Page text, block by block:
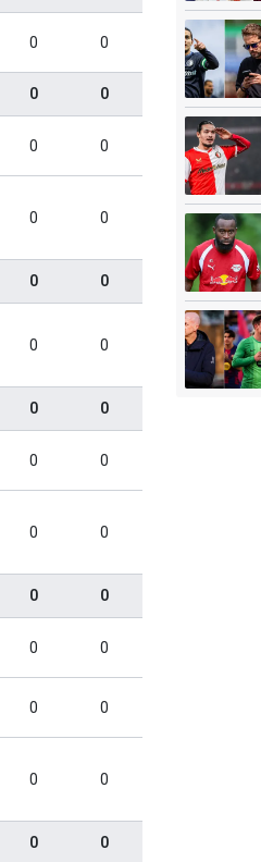
0 0
0 0
0 0
0 0
0 0
0 0
0 0
0 0
0 0
0 0
0 0
0 0
0 0
0 0